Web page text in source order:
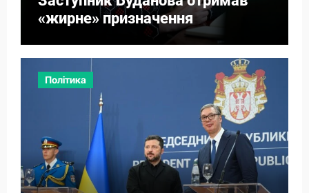
«жирне» призначення
Політика